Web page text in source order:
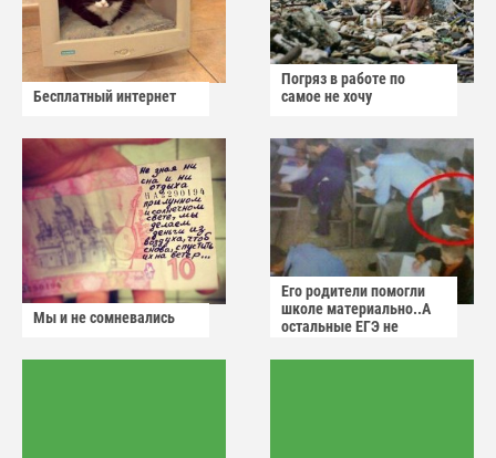
Бесплатный интернет
Погряз в работе по
самое не хочу
Мы и не сомневались
Его родители помогли
школе материально..А
остальные ЕГЭ не